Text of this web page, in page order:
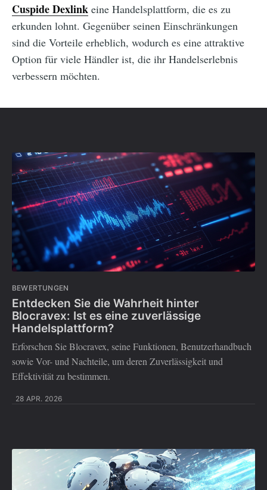
Cuspide Dexlink eine Handelsplattform, die es zu
erkunden lohnt. Gegenüber seinen Einschränkungen
sind die Vorteile erheblich, wodurch es eine attraktive
Option für viele Händler ist, die ihr Handelserlebnis
verbessern möchten.
BEWERTUNGEN
Entdecken Sie die Wahrheit hinter
Blocravex: Ist es eine zuverlässige
Handelsplattform?
Erforschen Sie Blocravex, seine Funktionen, Benutzerhandbuch
sowie Vor- und Nachteile, um deren Zuverlässigkeit und
Effektivität zu bestimmen.
28 APR. 2026